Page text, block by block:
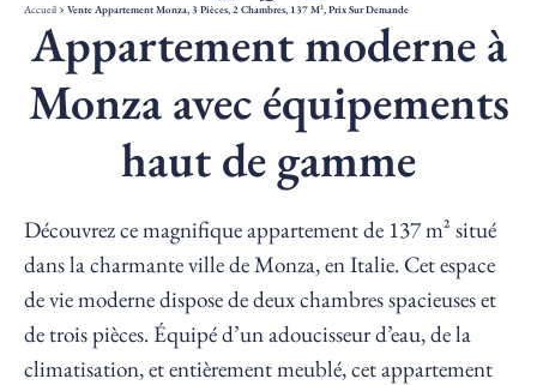
Accueil Vente Appartement Monza, 3 Pièces, 2 Chambres, 137 M², Prix Sur Demande
Appartement moderne à
Monza avec équipements
haut de gamme
Découvrez ce magnifique appartement de 137 m² situé
dans la charmante ville de Monza, en Italie. Cet espace
de vie moderne dispose de deux chambres spacieuses et
de trois pièces. Équipé d’un adoucisseur d’eau, de la
climatisation, et entièrement meublé, cet appartement